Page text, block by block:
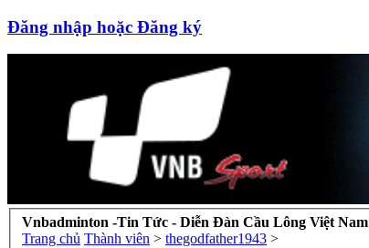
Đăng nhập hoặc Đăng ký
Vnbadminton -Tin Tức - Diễn Đàn Cầu Lông Việt Nam
Trang chủ Thành viên > thegodfather1943 >